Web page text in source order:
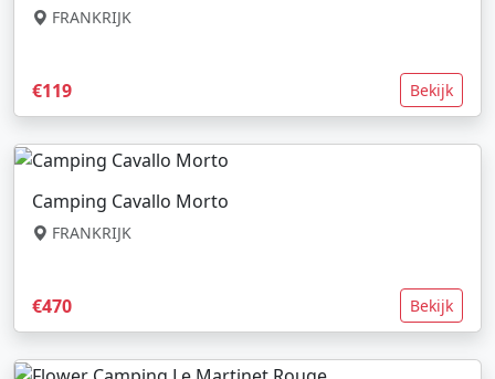
FRANKRIJK
€119 Bekijk
Camping Cavallo Morto
FRANKRIJK
€470 Bekijk